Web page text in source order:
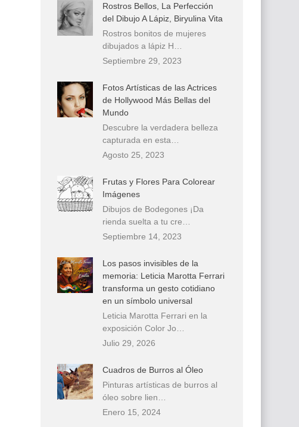
Rostros Bellos, La Perfección
del Dibujo A Lápiz, Biryulina Vita
Rostros bonitos de mujeres
dibujados a lápiz H…
Septiembre 29, 2023
Fotos Artísticas de las Actrices
de Hollywood Más Bellas del
Mundo
Descubre la verdadera belleza
capturada en esta…
Agosto 25, 2023
Frutas y Flores Para Colorear
Imágenes
Dibujos de Bodegones ¡Da
rienda suelta a tu cre…
Septiembre 14, 2023
Los pasos invisibles de la
memoria: Leticia Marotta Ferrari
transforma un gesto cotidiano
en un símbolo universal
Leticia Marotta Ferrari en la
exposición Color Jo…
Julio 29, 2026
Cuadros de Burros al Óleo
Pinturas artísticas de burros al
óleo sobre lien…
Enero 15, 2024